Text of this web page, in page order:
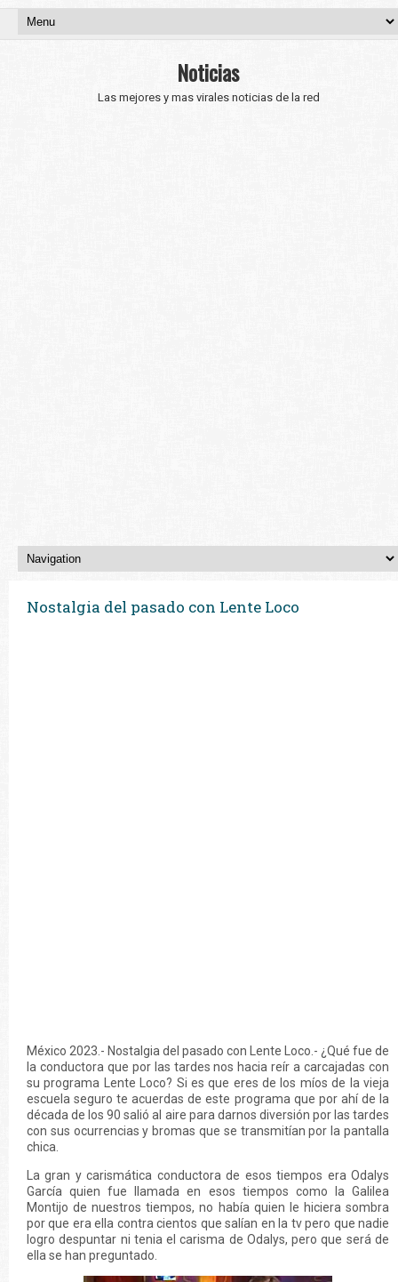
Noticias
Las mejores y mas virales noticias de la red
Nostalgia del pasado con Lente Loco
México 2023.- Nostalgia del pasado con Lente Loco.- ¿Qué fue de
la conductora que por las tardes nos hacia reír a carcajadas con
su programa Lente Loco? Si es que eres de los míos de la vieja
escuela seguro te acuerdas de este programa que por ahí de la
década de los 90 salió al aire para darnos diversión por las tardes
con sus ocurrencias y bromas que se transmitían por la pantalla
chica.
La gran y carismática conductora de esos tiempos era Odalys
García quien fue llamada en esos tiempos como la Galilea
Montijo de nuestros tiempos, no había quien le hiciera sombra
por que era ella contra cientos que salían en la tv pero que nadie
logro despuntar ni tenia el carisma de Odalys, pero que será de
ella se han preguntado.